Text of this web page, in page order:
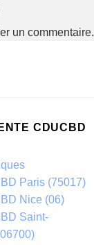
un commentaire.
CDUCBD
Paris (75017)
Nice (06)
Saint-